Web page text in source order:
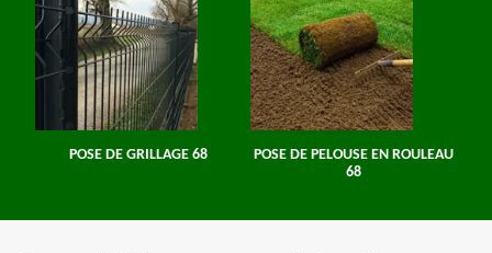
POSE DE GRILLAGE 68
POSE DE PELOUSE EN ROULEAU
68